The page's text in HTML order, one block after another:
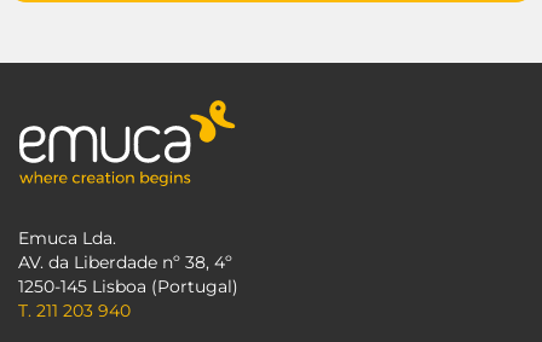
Emuca Lda.
AV. da Liberdade nº 38, 4º
1250-145 Lisboa (Portugal)
T. 211 203 940